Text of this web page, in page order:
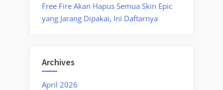
Free Fire Akan Hapus Semua Skin Epic
yang Jarang Dipakai, Ini Daftarnya
Archives
April 2026